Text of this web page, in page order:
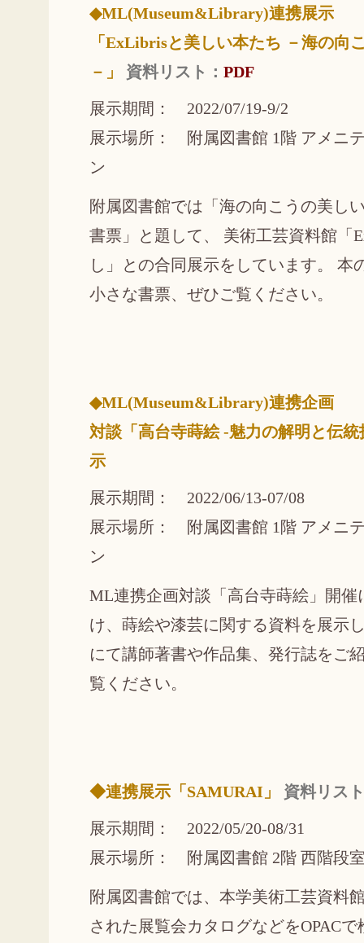
◆ML(Museum&Library)連携展示
「ExLibrisと美しい本たち －海の向
－」 資料リスト： PDF
展示期間： 2022/07/19-9/2
展示場所： 附属図書館 1階 アメニ
ン
附属図書館では「海の向こうの美し
書票」と題して、 美術工芸資料館「
し」との合同展示をしています。 本
小さな書票、ぜひご覧ください。
◆ML(Museum&Library)連携企画
対談「高台寺蒔絵 -魅力の解明と伝
示
展示期間： 2022/06/13-07/08
展示場所： 附属図書館 1階 アメニ
ン
ML連携企画対談「高台寺蒔絵」開催
け、蒔絵や漆芸に関する資料を展示
にて講師著書や作品集、発行誌をご
覧ください。
◆連携展示「SAMURAI」 資料リス
展示期間： 2022/05/20-08/31
展示場所： 附属図書館 2階 西階段
附属図書館では、本学美術工芸資料
された展覧会カタログなどをOPACで